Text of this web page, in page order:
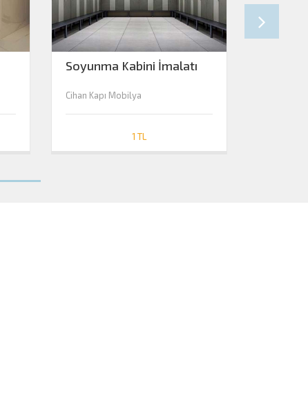
Soyunma Kabini İmalatı
Cihan Kapı Mobilya
1 TL